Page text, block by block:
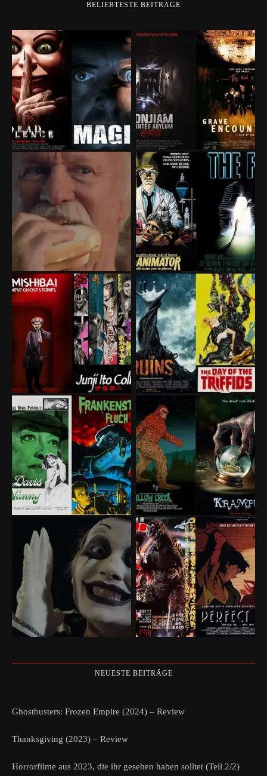
BELIEBTESTE BEITRÄGE
NEUESTE BEITRÄGE
Ghostbusters: Frozen Empire (2024) – Review
Thanksgiving (2023) – Review
Horrorfilme aus 2023, die ihr gesehen haben solltet (Teil 2/2)